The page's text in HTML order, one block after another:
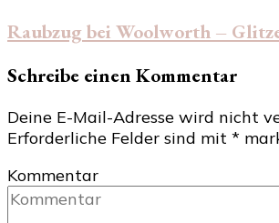
Raubzug bei Woolworth –
Schreibe einen Kommentar
Deine E-Mail-Adresse wird nicht
Erforderliche Felder sind mit *
Kommentar